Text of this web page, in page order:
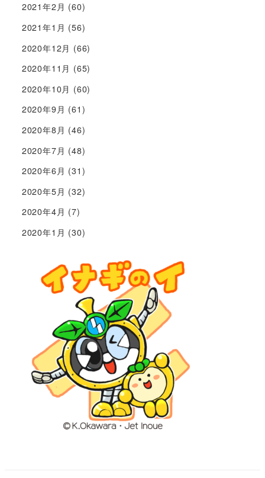
2021年2月 (60)
2021年1月 (56)
2020年12月 (66)
2020年11月 (65)
2020年10月 (60)
2020年9月 (61)
2020年8月 (46)
2020年7月 (48)
2020年6月 (31)
2020年5月 (32)
2020年4月 (7)
2020年1月 (30)